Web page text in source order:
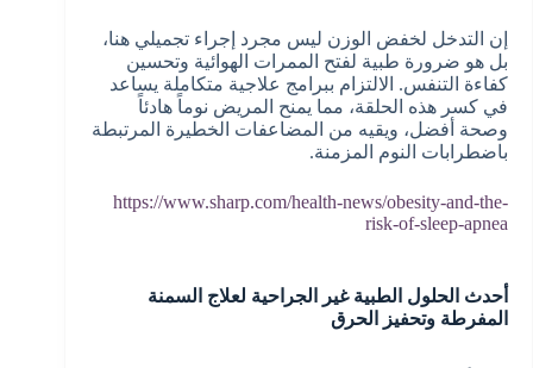
إن التدخل لخفض الوزن ليس مجرد إجراء تجميلي هنا،
بل هو ضرورة طبية لفتح الممرات الهوائية وتحسين
كفاءة التنفس. الالتزام ببرامج علاجية متكاملة يساعد
في كسر هذه الحلقة، مما يمنح المريض نوماً هادئاً
وصحة أفضل، ويقيه من المضاعفات الخطيرة المرتبطة
باضطرابات النوم المزمنة.
https://www.sharp.com/health-news/obesity-and-the-
risk-of-sleep-apnea
أحدث الحلول الطبية غير الجراحية لعلاج السمنة
المفرطة وتحفيز الحرق